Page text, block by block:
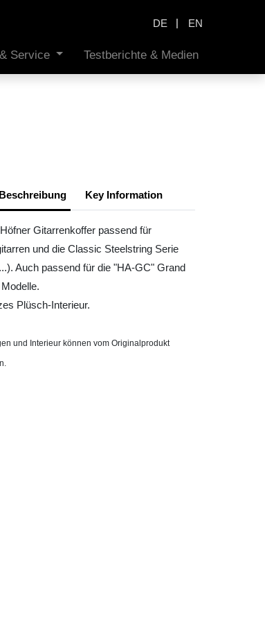
DE | EN
Service Testberichte & Medien
Beschreibung Key Information
Gitarrenkoffer passend für
und die Classic Steelstring Serie
Auch passend für die "HA-GC" Grand
Plüsch-Interieur.
und Interieur können vom Originalprodukt